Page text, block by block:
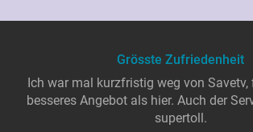
Grösste Zufriedenheit
Ich war mal kurzfristig weg von Savetv,
besseres Angebot als hier. Auch der
supertoll.